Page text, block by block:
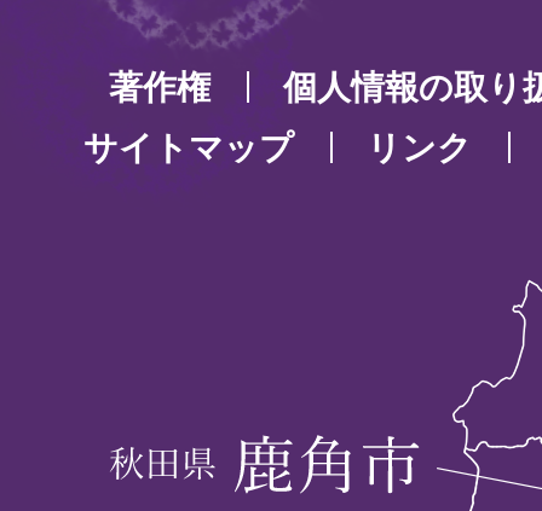
著作権
個人情報の取り
サイトマップ
リンク